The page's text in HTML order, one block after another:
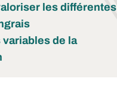
les différentes
variables de la